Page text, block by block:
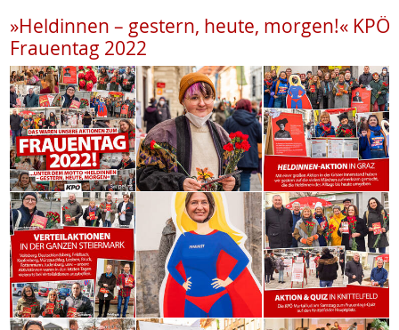
»Heldinnen – gestern, heute, morgen!« KPÖ
Frauentag 2022